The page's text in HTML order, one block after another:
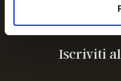
Iscriviti